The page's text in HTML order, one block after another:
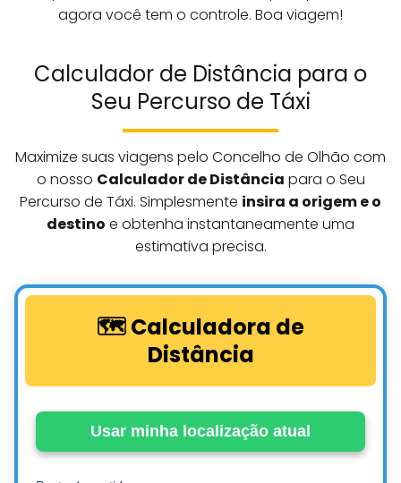
agora você tem o controle. Boa viagem!
Calculador de Distância para o
Seu Percurso de Táxi
Maximize suas viagens pelo Concelho de Olhão com
o nosso Calculador de Distância para o Seu
Percurso de Táxi. Simplesmente insira a origem e o
destino e obtenha instantaneamente uma
estimativa precisa.
🗺️ Calculadora de
Distância
Usar minha localização atual